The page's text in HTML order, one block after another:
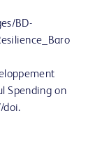
BD-
Spending on
doi.